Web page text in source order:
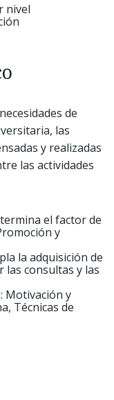
nivel
de
las
y realizadas
las actividades
el factor de
y
la adquisición de
las consultas y las
Motivación y
Técnicas de